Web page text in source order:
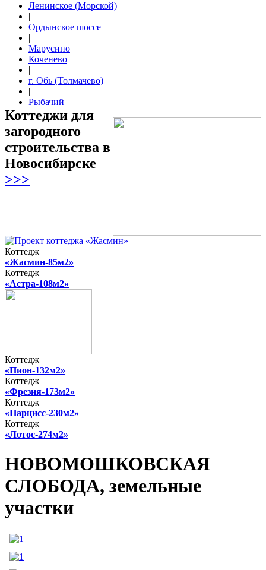
Ленинское (Морской)
|
Ордынское шоссе
|
Марусино
Коченево
|
г. Обь (Толмачево)
|
Рыбачий
Коттеджи для
загородного
строительства в
Новосибирске
>>>
Коттедж
«Жасмин-85м2»
Коттедж
«Астра-108м2»
Коттедж
«Пион-132м2»
Коттедж
«Фрезия-173м2»
Коттедж
«Нарцисс-230м2»
Коттедж
«Лотос-274м2»
НОВОМОШКОВСКАЯ
СЛОБОДА, земельные
участки